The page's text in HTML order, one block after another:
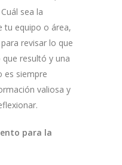
sea la
tu equipo o área,
revisar lo que
resultó y una
es siempre
valiosa y
para la